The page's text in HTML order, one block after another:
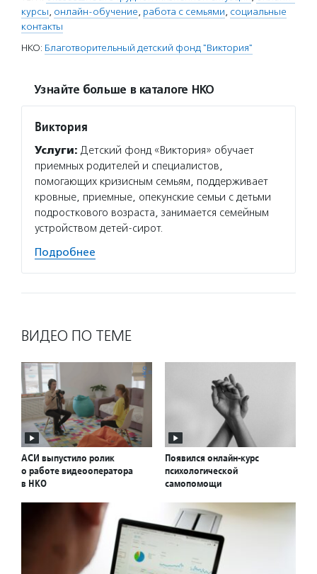
курсы, онлайн-обучение, работа с семьями, социальные
контакты
НКО: Благотворительный детский фонд "Виктория"
Узнайте больше в каталоге НКО
Виктория
Услуги: Детский фонд «Виктория» обучает
приемных родителей и специалистов,
помогающих кризисным семьям, поддерживает
кровные, приемные, опекунские семьи с детьми
подросткового возраста, занимается семейным
устройством детей-сирот.
Подробнее
ВИДЕО ПО ТЕМЕ
АСИ выпустило ролик
о работе видеооператора
в НКО
Появился онлайн-курс
психологической
самопомощи